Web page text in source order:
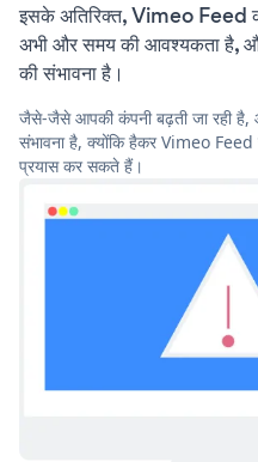
इसके अतिरिक्त, Vimeo Feed
अभी और समय की आवश्यकता है,
की संभावना है।
जैसे-जैसे आपकी कंपनी बढ़ती जा रही है,
संभावना है, क्योंकि हैकर Vimeo Feed
प्रयास कर सकते हैं।